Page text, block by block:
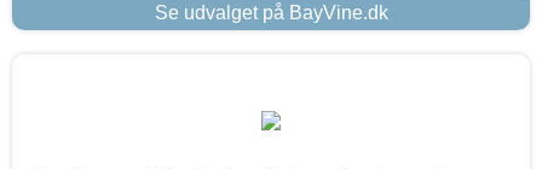
Se udvalget på BayVine.dk